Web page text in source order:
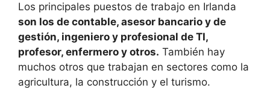
Los principales puestos de trabajo en Irlanda
son los de contable, asesor bancario y de
gestión, ingeniero y profesional de TI,
profesor, enfermero y otros. También hay
muchos otros que trabajan en sectores como la
agricultura, la construcción y el turismo.